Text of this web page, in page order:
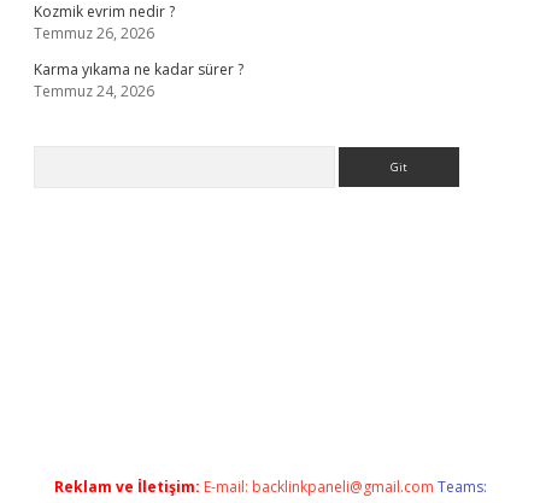
Kozmik evrim nedir ?
Temmuz 26, 2026
Karma yıkama ne kadar sürer ?
Temmuz 24, 2026
Reklam ve İletişim: E-mail: backlinkpaneli@gmail.com Teams: